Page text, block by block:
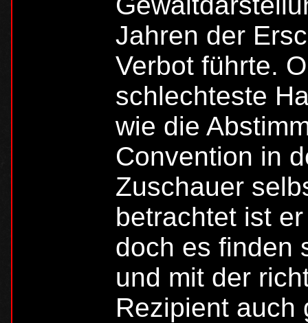
Jahren der
Verbot führte.
schlechteste
wie die
Convention in
Zuschauer
betrachtet ist
doch es finden
und mit der
Rezipient auch